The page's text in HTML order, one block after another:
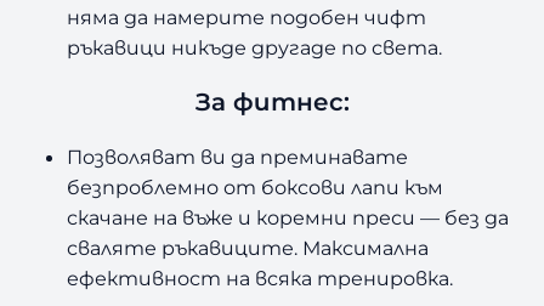
няма да намерите подобен чифт
ръкавици никъде другаде по света.
За фитнес:
Позволяват ви да преминавате
безпроблемно от боксови лапи към
скачане на въже и коремни преси — без да
сваляте ръкавиците. Максимална
ефективност на всяка тренировка.